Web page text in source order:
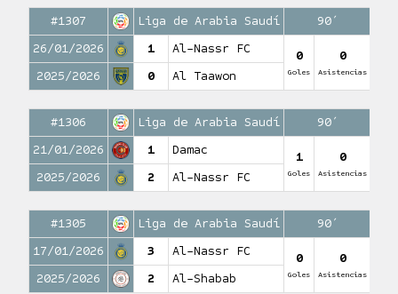
#1307 Liga de Arabia Saudí
90′
26/01/2026
1 Al-Nassr FC 0
Goles
0
Asistencias
2025/2026 0 Al Taawon
#1306 Liga de Arabia Saudí
90′
21/01/2026
1 Damac 1
Goles
0
Asistencias
2025/2026 2 Al-Nassr FC
#1305 Liga de Arabia Saudí
90′
17/01/2026
3 Al-Nassr FC 0
Goles
0
Asistencias
2025/2026 2 Al-Shabab